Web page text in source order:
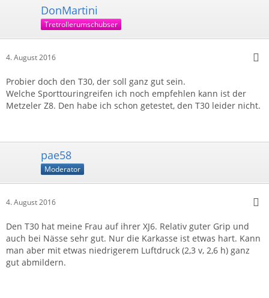
DonMartini
Tretrollerumschubser
4. August 2016
Probier doch den T30, der soll ganz gut sein.
Welche Sporttouringreifen ich noch empfehlen kann ist der
Metzeler Z8. Den habe ich schon getestet, den T30 leider nicht.
pae58
Moderator
4. August 2016
Den T30 hat meine Frau auf ihrer XJ6. Relativ guter Grip und
auch bei Nässe sehr gut. Nur die Karkasse ist etwas hart. Kann
man aber mit etwas niedrigerem Luftdruck (2,3 v, 2,6 h) ganz
gut abmildern.